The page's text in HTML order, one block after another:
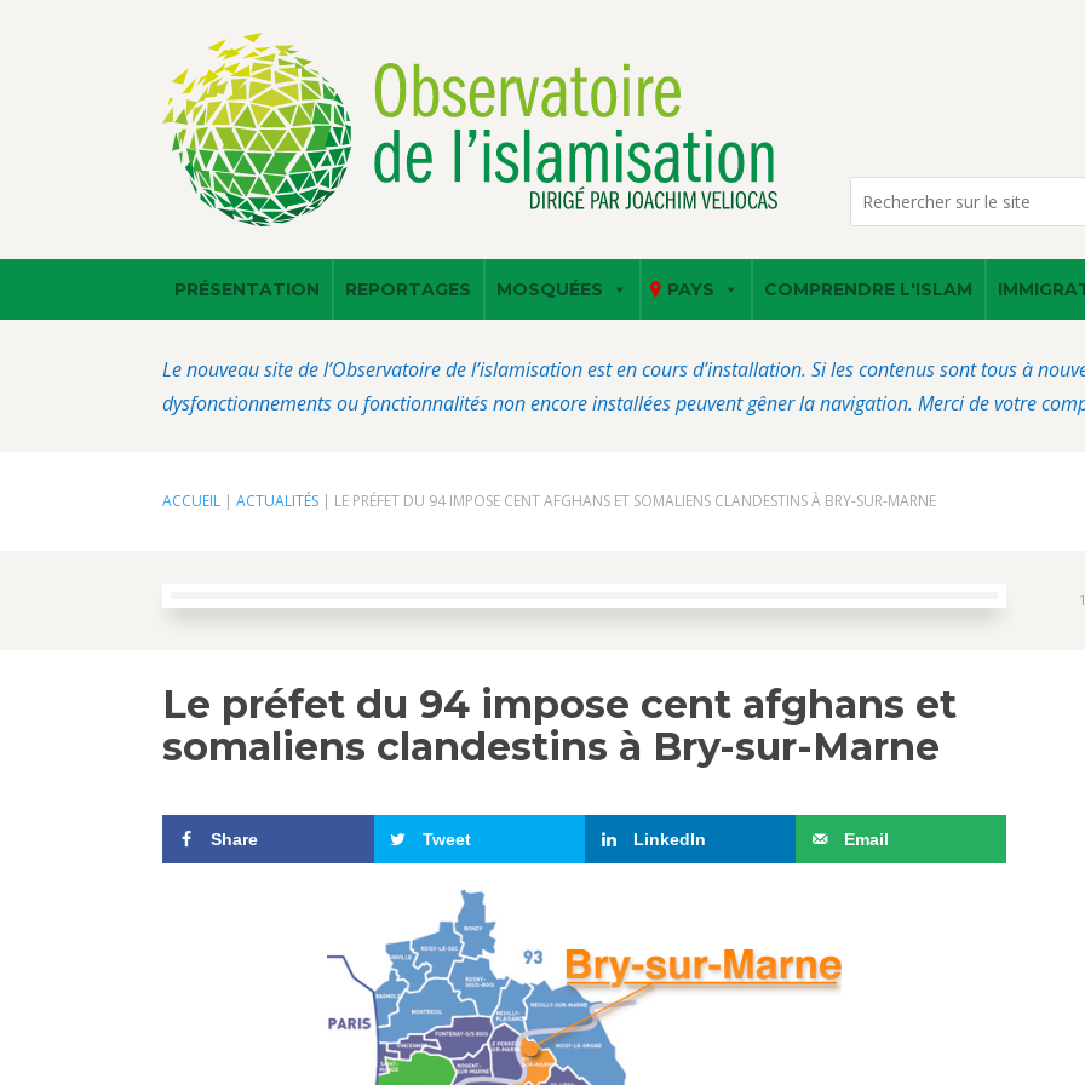
PRÉSENTATION REPORTAGES MOSQUÉES PAYS COMPRENDRE L'ISLAM
Le nouveau site de l’Observatoire de l’islamisation est en cours d’installation. Si les contenus sont tous à
dysfonctionnements ou fonctionnalités non encore installées peuvent gêner la navigation. Merci de votre
ACCUEIL |ACTUALITÉS | LE PRÉFET DU 94 IMPOSE CENT AFGHANS ET SOMALIENS CLANDESTINS À BRY-SUR-MARNE
Le préfet du 94 impose cent afghans et
somaliens clandestins à Bry-sur-Marne
Share Tweet LinkedIn Email